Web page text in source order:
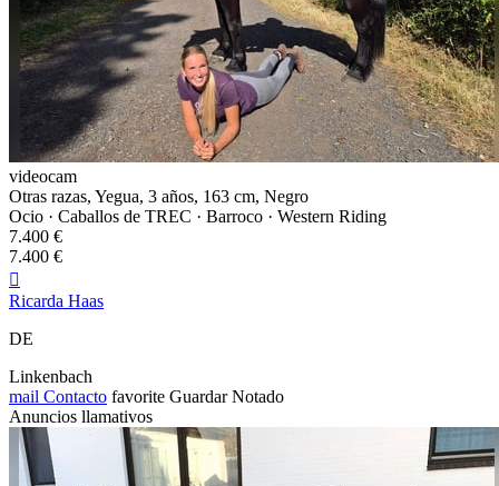
videocam
Otras razas, Yegua, 3 años, 163 cm, Negro
Ocio · Caballos de TREC · Barroco · Western Riding
7.400 €
7.400 €

Ricarda Haas
DE
Linkenbach
mail Contacto favorite Guardar Notado
Anuncios llamativos